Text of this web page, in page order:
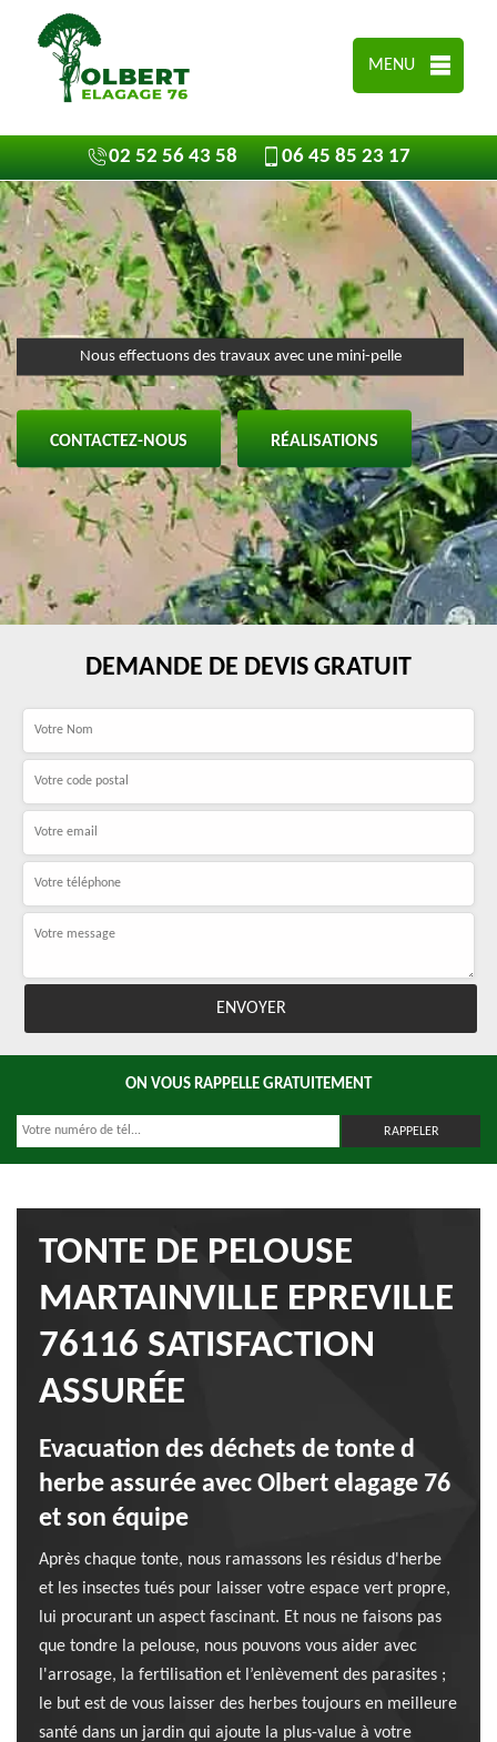
MENU
02 52 56 43 58 06 45 85 23 17
Nous effectuons des travaux avec une mini-pelle
CONTACTEZ-NOUS RÉALISATIONS
DEMANDE DE DEVIS GRATUIT
ON VOUS RAPPELLE GRATUITEMENT
TONTE DE PELOUSE
MARTAINVILLE EPREVILLE
76116 SATISFACTION
ASSURÉE
Evacuation des déchets de tonte d
herbe assurée avec Olbert elagage 76
et son équipe
Après chaque tonte, nous ramassons les résidus d'herbe
et les insectes tués pour laisser votre espace vert propre,
lui procurant un aspect fascinant. Et nous ne faisons pas
que tondre la pelouse, nous pouvons vous aider avec
l'arrosage, la fertilisation et l’enlèvement des parasites ;
le but est de vous laisser des herbes toujours en meilleure
santé dans un jardin qui ajoute la plus-value à votre